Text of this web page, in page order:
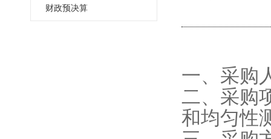
财政预决算
一、采购
二、采购
和均匀性